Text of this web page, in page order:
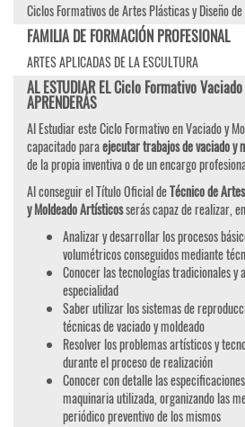
Ciclos Formativos de Artes Plásticas y Diseño
FAMILIA DE FORMACIÓN PROFESIONAL
ARTES APLICADAS DE LA ESCULTURA
AL ESTUDIAR EL Ciclo Formativo
APRENDERÁS
Al Estudiar este Ciclo Formativo en Vaciado y
capacitado paraejecutar trabajos de vaciado y
de la propia inventiva o de un encargo
Al conseguir el Título Oficial deTécnico de
y Moldeado Artísticosserás capaz de realizar,
Analizar y desarrollar los procesos
volumétricos conseguidos mediante
Conocer las tecnologías tradicionales y
especialidad
Saber utilizar los sistemas de
técnicas de vaciado y moldeado
Resolver los problemas artísticos y
durante el proceso de realización
Conocer con detalle las
maquinaria utilizada, organizando las
periódico preventivo de los mismos